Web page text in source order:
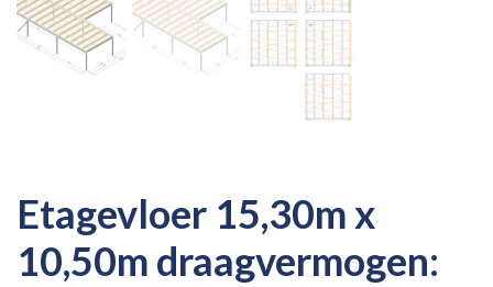
Etagevloer 15,30m x
10,50m draagvermogen: